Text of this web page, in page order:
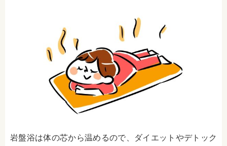
岩盤浴は体の芯から温めるので、ダイエットやデトック